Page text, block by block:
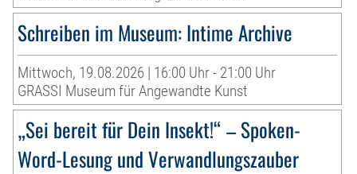
Schreiben im Museum: Intime Archive
Mittwoch, 19.08.2026 | 16:00 Uhr - 21:00 Uhr
GRASSI Museum für Angewandte Kunst
„Sei bereit für Dein Insekt!“ – Spoken-
Word-Lesung und Verwandlungszauber